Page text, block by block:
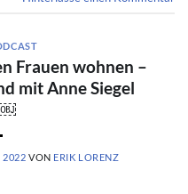
Frauen wohnen –
mit Anne Siegel
2022 VON ERIK LORENZ